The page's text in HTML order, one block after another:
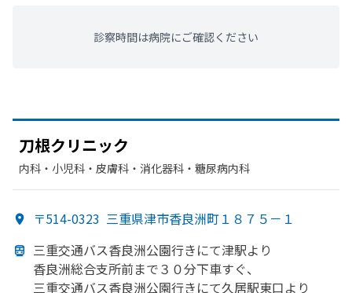
診察時間は病院にご確認ください
刀根クリニック
内科・​小児科・​皮膚科・​消化器科・​糖尿病内科
〒514-0323 三重県津市香良洲町１８７５－１
三重交通バス香良洲公園行きにて津駅より
香良洲総合支所前まで３０分下車すぐ、
三重交通バス香良洲公園行きにて久居駅東口より